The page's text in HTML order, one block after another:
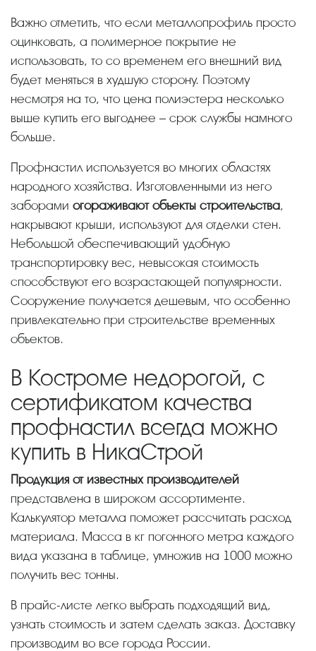
Важно отметить, что если металлопрофиль просто
оцинковать, а полимерное покрытие не
использовать, то со временем его внешний вид
будет меняться в худшую сторону. Поэтому
несмотря на то, что цена полиэстера несколько
выше купить его выгоднее – срок службы намного
больше.
Профнастил используется во многих областях
народного хозяйства. Изготовленными из него
заборами огораживают объекты строительства,
накрывают крыши, используют для отделки стен.
Небольшой обеспечивающий удобную
транспортировку вес, невысокая стоимость
способствуют его возрастающей популярности.
Сооружение получается дешевым, что особенно
привлекательно при строительстве временных
объектов.
В Костроме недорогой, с
сертификатом качества
профнастил всегда можно
купить в НикаСтрой
Продукция от известных производителей
представлена в широком ассортименте.
Калькулятор металла поможет рассчитать расход
материала. Масса в кг погонного метра каждого
вида указана в таблице, умножив на 1000 можно
получить вес тонны.
В прайс-листе легко выбрать подходящий вид,
узнать стоимость и затем сделать заказ. Доставку
производим во все города России.